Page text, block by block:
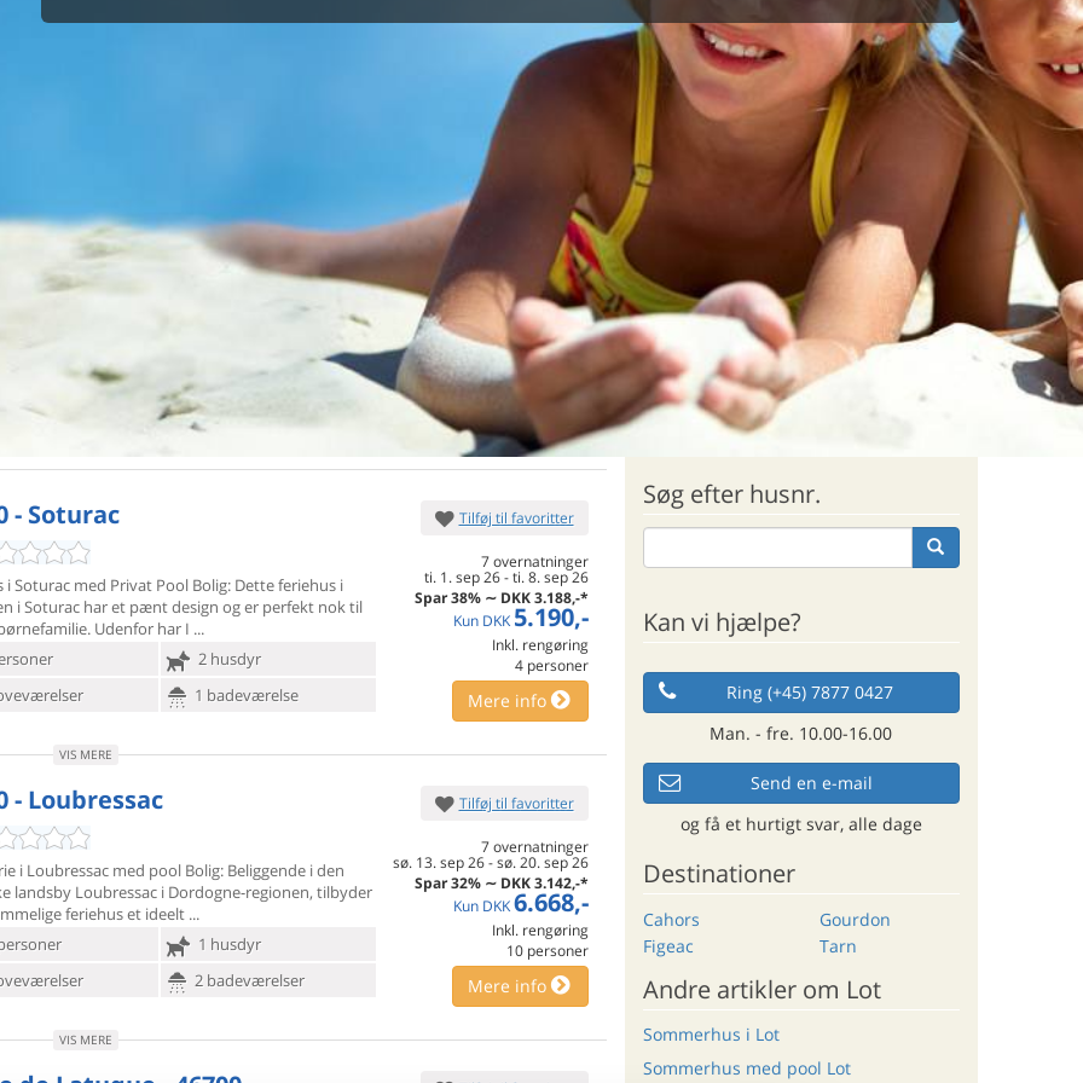
til elbil
- Soturac
i Soturac med Privat Pool Bolig: Dette feriehus i
iSoturac har et pænt design og er perfekt nok til
Udenfor har I
2 husdyr
1 badeværelse
Tilføj til favoritter
7 overnatninger
ti. 1. sep 26-ti. 8. sep 26
Spar 38% ∼ DKK 3.188,-*
Kun DKK 5.190,-
Inkl. rengøring
4 personer
Mere info
VIS MERE
- Loubressac
i Loubressac med pool Bolig: Beliggende i den
landsby Loubressac i Dordogne-regionen, tilbyder
feriehus et ideelt
1 husdyr
2 badeværelser
Tilføj til favoritter
7 overnatninger
sø. 13. sep 26-sø. 20. sep 26
Spar 32% ∼ DKK 3.142,-*
Kun DKK 6.668,-
Inkl. rengøring
10 personer
Mere info
VIS MERE
Søg efter husnr.
Kan vi hjælpe?
Ring (+45) 7877 0427
Man. - fre. 10.00-16.00
Send en e-mail
og få et hurtigt svar, alle dage
Destinationer
Cahors
Figeac
Gourdon
Tarn
Andre artikler om Lot
Sommerhus i Lot
Sommerhus med pool Lot